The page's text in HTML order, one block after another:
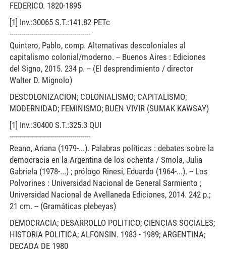
FEDERICO. 1820-1895
[1] Inv.:30065 S.T.:141.82 PETc
----------------------------------------
Quintero, Pablo, comp. Alternativas descoloniales al
capitalismo colonial/moderno. -- Buenos Aires : Ediciones
del Signo, 2015. 234 p. -- (El desprendimiento / director
Walter D. Mignolo)
DESCOLONIZACION; COLONIALISMO; CAPITALISMO;
MODERNIDAD; FEMINISMO; BUEN VIVIR (SUMAK KAWSAY)
[1] Inv.:30400 S.T.:325.3 QUI
----------------------------------------
Reano, Ariana (1979-...). Palabras políticas : debates sobre la
democracia en la Argentina de los ochenta / Smola, Julia
Gabriela (1978-...) ; prólogo Rinesi, Eduardo (1964-...). -- Los
Polvorines : Universidad Nacional de General Sarmiento ;
Universidad Nacional de Avellaneda Ediciones, 2014. 242 p.;
21 cm. -- (Gramáticas plebeyas)
DEMOCRACIA; DESARROLLO POLITICO; CIENCIAS SOCIALES;
HISTORIA POLITICA; ALFONSIN. 1983 - 1989; ARGENTINA;
DECADA DE 1980